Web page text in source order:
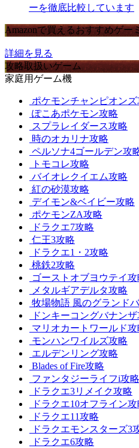
ーを徹底比較しています
Amazonで買えるおすすめゲー
詳細を見る
攻略取扱いゲーム
家庭用ゲーム機
ポケモンチャンピオンズ
ぽこあポケモン攻略
スプラレイダース攻略
時のオカリナ攻略
ペルソナ4ゴールデン攻
トモコレ攻略
バイオレクイエム攻略
紅の砂漠攻略
デイモン&ベイビー攻略
ポケモンZA攻略
ドラクエ7攻略
仁王3攻略
ドラクエ1・2攻略
桃鉄2攻略
ゴーストオブヨウテイ攻
メタルギアデルタ攻略
牧場物語 風のグランド
ドンキーコングバナン
マリオカートワールド攻
モンハンワイルズ攻略
エルデンリング攻略
Blades of Fire攻略
ファンタジーライフi攻略
ドラクエ3リメイク攻略
ドラクエ10オフライン攻
ドラクエ11攻略
ドラクエモンスターズ3
ドラクエ6攻略